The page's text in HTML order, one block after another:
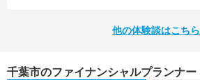
他の体験談はこちら
千葉市のファイナンシャルプランナー